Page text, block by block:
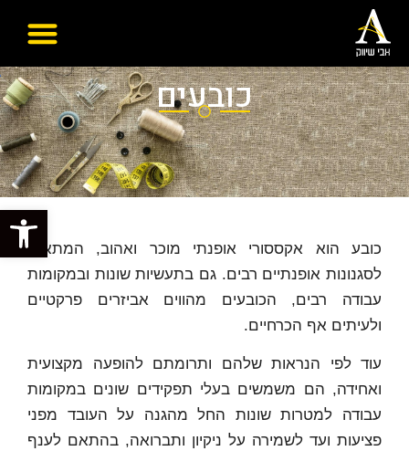
פתח
כובעים
כובע הוא אקססורי אופנתי מוכר ואהוב, המתאים
לסגנונות אופנתיים רבים. גם בתעשיות שונות ובמקומות
עבודה רבים, הכובעים מהווים אביזרים פרקטיים
ולעיתים אף הכרחיים.
עוד לפי הנראות שלהם ותרומתם להופעה מקצועית
ואחידה, הם משמשים בעלי תפקידים שונים במקומות
עבודה למטרות שונות החל מהגנה על העובד מפני
פציעות ועד לשמירה על ניקיון ותברואה, בהתאם לענף